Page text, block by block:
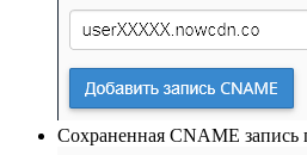
Сохраненная CNAME запись